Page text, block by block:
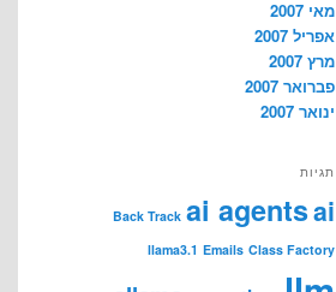
מאי 2007
אפריל 2007
מרץ 2007
פברואר 2007
ינואר 2007
תגיות
ai
ai agents
Back Track
Class Factory
Emails
llama3.1